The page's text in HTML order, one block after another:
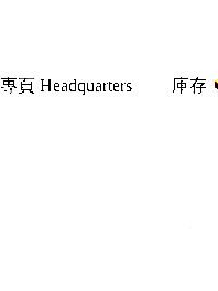
專頁 Headquarters 庫存